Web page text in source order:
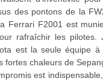
des pontons de la
Ferrari F2001 est
rafraîchir les
est la seule équipe
chaleurs de
est